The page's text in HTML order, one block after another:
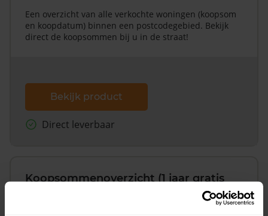
Een overzicht van alle verkochte woningen (koopsom
en koopdatum) binnen een postcodegebied. Bekijk
direct de koopsommen bij u in de straat!
Bekijk product
Direct leverbaar
Koopsommenoverzicht (1 jaar gratis